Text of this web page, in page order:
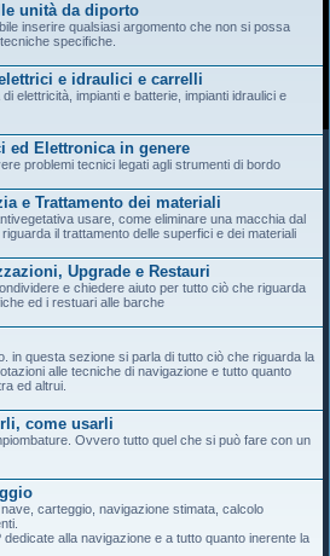
unità da diporto
inserire qualsiasi argomento che non si possa
specifiche.
e idraulici e carrelli
elettricità, impianti e batterie, impianti idraulici e
ed Elettronica in genere
problemi tecnici legati agli strumenti di bordo
e Trattamento dei materiali
usare, come eliminare una macchia dal
il trattamento delle superfici e dei materiali
Upgrade e Restauri
e chiedere aiuto per tutto ciò che riguarda
ed i restuari alle barche
in questa sezione si parla di tutto ciò che riguarda la
alle tecniche di navigazione e tutto quanto
ed altrui.
come usarli
Ovvero tutto quel che si può fare con un
carteggio, navigazione stimata, calcolo
alla navigazione e a tutto quanto inerente la